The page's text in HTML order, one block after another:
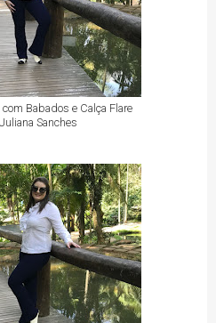
Babados e Calça Flare
Sanches